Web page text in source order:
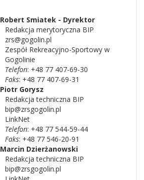
Robert Smiatek - Dyrektor
Redakcja merytoryczna BIP
zrs@gogolin.pl
Zespół Rekreacyjno-Sportowy w
Gogolinie
Telefon: +48 77 407-69-30
Faks: +48 77 407-69-31
Piotr Gorysz
Redakcja techniczna BIP
bip@zrsgogolin.pl
LinkNet
Telefon: +48 77 544-59-44
Faks: +48 77 546-20-91
Marcin Dzierżanowski
Redakcja techniczna BIP
bip@zrsgogolin.pl